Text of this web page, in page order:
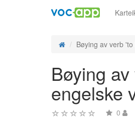
Bøying av verb
Bøying
engelske
0